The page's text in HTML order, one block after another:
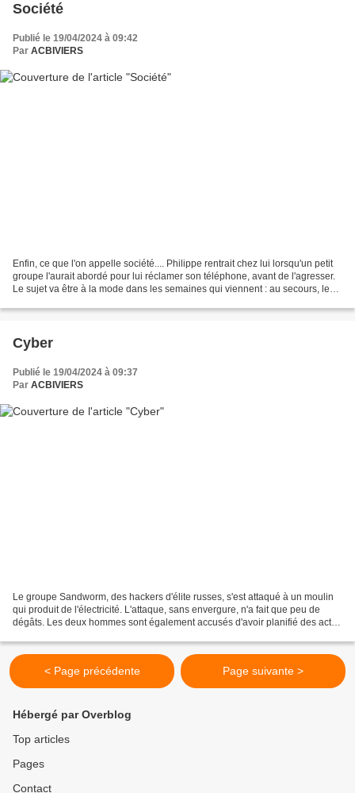
Société
Publié le 19/04/2024 à 09:42
Par ACBIVIERS
Enfin, ce que l'on appelle société.... Philippe rentrait chez lui lorsqu'un petit
groupe l'aurait abordé pour lui réclamer son téléphone, avant de l'agresser.
Le sujet va être à la mode dans les semaines qui viennent : au secours, les
Cyber
Publié le 19/04/2024 à 09:37
Par ACBIVIERS
Le groupe Sandworm, des hackers d'élite russes, s'est attaqué à un moulin
qui produit de l'électricité. L'attaque, sans envergure, n'a fait que peu de
dégâts. Les deux hommes sont également accusés d'avoir planifié des actes
< Page précédente Page suivante >
Hébergé par Overblog
Top articles
Pages
Contact